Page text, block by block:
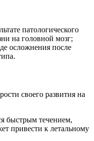
патологического
на головной мозг;
осложнения после
своего развития на
быстрым течением,
привести к летальному